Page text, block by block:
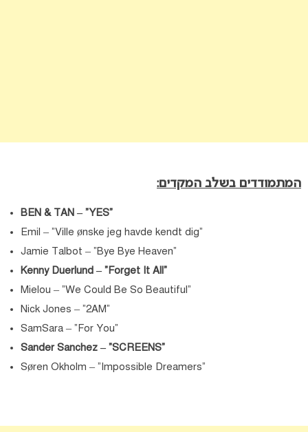
המתמודדים בשלב המקדים:
BEN & TAN – “YES”
Emil – “Ville ønske jeg havde kendt dig”
Jamie Talbot – “Bye Bye Heaven”
Kenny Duerlund – “Forget It All”
Mielou – “We Could Be So Beautiful”
Nick Jones – “2AM”
SamSara – “For You”
Sander Sanchez – “SCREENS”
Søren Okholm – “Impossible Dreamers”